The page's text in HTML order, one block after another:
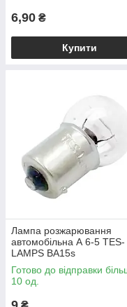
6,90 ₴
Купити
Лампа розжарювання
автомобільна А 6-5 TES-
LAMPS BA15s
Готово до відправки
10 од.